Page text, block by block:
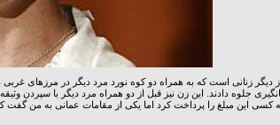
دیگر زنانی است که به همراه دو کوه نورد مرد دیگر در مرزهای
کسی این مبلغ را پرداخت کرد اما یکی از مقامات عمانی به من